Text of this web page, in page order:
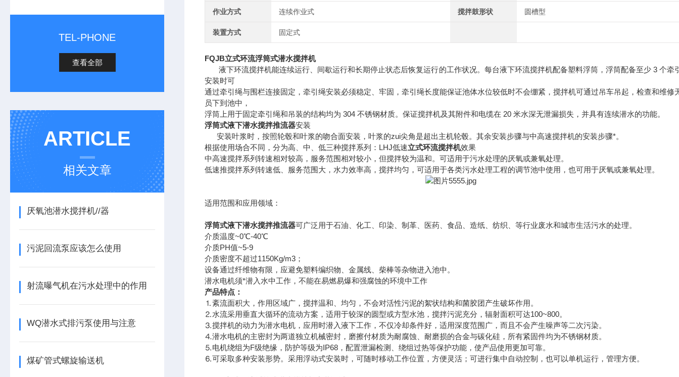
TEL-PHONE
查看全部
ARTICLE
相关文章
厌氧池潜水搅拌机//器
污泥回流泵应该怎么使用
射流曝气机在污水处理中的作用
WQ潜水式排污泵使用与注意
煤矿管式螺旋输送机
作业方式 连续作业式 搅拌鼓形状 圆槽型
装置方式 固定式
FQJB立式环流浮筒式潜水搅拌机
液下环流搅拌机能连续运行、间歇运行和长期停止状态后恢复运行的工作状况。每台液下环流搅拌机配备塑料浮筒，浮筒配备至少 3 个牵
安装时可
通过牵引绳与围栏连接固定，牵引绳安装必须稳定、牢固，牵引绳长度能保证池体水位较低时不会绷紧，搅拌机可通过吊车吊起，检查和维修
员下到池中，
浮筒上用于固定牵引绳和吊装的结构均为 304 不锈钢材质。保证搅拌机及其附件和电缆在 20 米水深无泄漏损失，并具有连续潜水的功能。
浮筒式液下潜水搅拌推流器安装
安装叶浆时，按照轮毂和叶浆的吻合面安装，叶浆的zui尖角是超出主机轮毂。其余安装步骤与中高速搅拌机的安装步骤*。
根据使用场合不同，分为高、中、低三种搅拌系列：LHJ低速立式环流搅拌机效果
中高速搅拌系列转速相对较高，服务范围相对较小，但搅拌较为温和。可适用于污水处理的厌氧或兼氧处理。
低速推搅拌系列转速低、服务范围大，水力效率高，搅拌均匀，可适用于各类污水处理工程的调节池中使用，也可用于厌氧或兼氧处理。
适用范围和应用领域：
浮筒式液下潜水搅拌推流器可广泛用于石油、化工、印染、制革、医药、食品、造纸、纺织、等行业废水和城市生活污水的处理。
介质温度~0℃-40℃
介质PH值~5-9
介质密度不超过1150Kg/m3；
设备通过纤维物有限，应避免塑料编织物、金属线、柴棒等杂物进入池中。
潜水电机须*潜入水中工作，不能在易燃易爆和强腐蚀的环境中工作
产品特点：
⒈紊流面积大，作用区域广，搅拌温和、均匀，不会对活性污泥的絮状结构和菌胶团产生破坏作用。
⒉水流采用垂直大循环的流动方案，适用于较深的圆型或方型水池，搅拌污泥充分，辐射面积可达100~800。
⒊搅拌机的动力为潜水电机，应用时潜入液下工作，不仅冷却条件好，适用深度范围广，而且不会产生噪声等二次污染。
⒋潜水电机的主密封为两道独立机械密封，磨擦付材质为耐腐蚀、耐磨损的合金与碳化硅，所有紧固件均为不锈钢材质。
⒌电机绕组为F级绝缘，防护等级为IP68，配置泄漏检测、绕组过热等保护功能，使产品使用更加可靠。
⒍可采取多种安装形势。采用浮动式安装时，可随时移动工作位置，方便灵活；可进行集中自动控制，也可以单机运行，管理方便。